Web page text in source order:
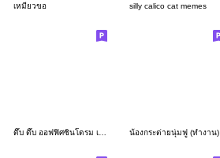
เหมียวขอ silly calico cat memes
ดึ๊บ ดึ๊บ ออฟฟิศซินโดรม เก้า น้องกระต่ายนุ่มฟู (ทำงาน)